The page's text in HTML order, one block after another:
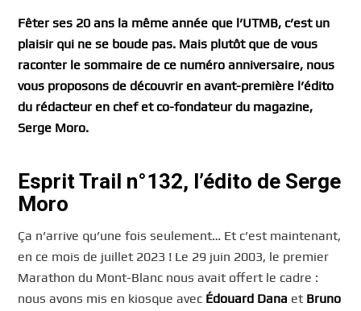
Fêter ses 20 ans la même année que l’UTMB, c’est un
plaisir qui ne se boude pas. Mais plutôt que de vous
raconter le sommaire de ce numéro anniversaire, nous
vous proposons de découvrir en avant-première l’édito
du rédacteur en chef et co-fondateur du magazine,
Serge Moro.
Esprit Trail n°132, l’édito de Serge
Moro
Ça n’arrive qu’une fois seulement… Et c’est maintenant,
en ce mois de juillet 2023 ! Le 29 juin 2003, le premier
Marathon du Mont-Blanc nous avait offert le cadre :
nous avons mis en kiosque avec Édouard Dana et Bruno